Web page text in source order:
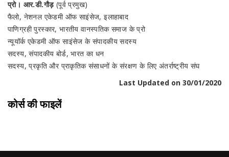
प्रो। आर.डी.गौड़(पूर्व प्रमुख)
फैलो, नेशनल एकेडमी ऑफ साइंसेज, इलाहाबाद
पाणिग्रही पुरस्कार, भारतीय वानस्पतिक समाज के प्रो
न्यूयॉर्क एकेडमी ऑफ साइंसेज के संपादकीय सदस्य
सदस्य, संपादकीय बोर्ड, भारत का धन
सदस्य, प्रकृति और प्राकृतिक संसाधनों के संरक्षण के लिए अंतर्राष्ट्रीय संघ
Last Updated on 30/01/2020
कोर्स की फाइलें